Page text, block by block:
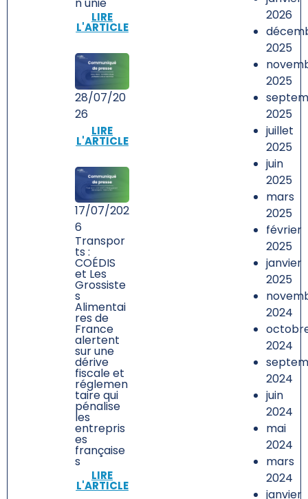
LIRE
L'ARTICLE
28/07/20
26
LIRE
L'ARTICLE
17/07/202
6
Transpor
ts :
COÉDIS
et Les
Grossiste
s
Alimentai
res de
France
alertent
sur une
dérive
fiscale et
réglemen
taire qui
pénalise
les
entrepris
es
française
s
LIRE
L'ARTICLE
2026
2025
2025
2025
juillet
2025
juin
2025
mars
2025
février
2025
janvier
2025
2024
2024
2024
juin
2024
mai
2024
mars
2024
janvier